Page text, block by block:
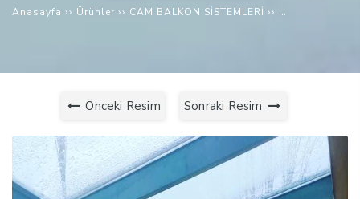
Anasayfa ›› Ürünler ›› CAM BALKON SİSTEMLERİ ›› Albert Genau:
Önceki Resim Sonraki Resim